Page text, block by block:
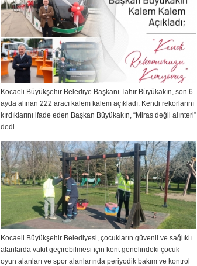
gerçekleştirdik.
Kocaeli Büyükşehir Belediye Başkanı Tahir Büyükakın, son 6
ayda alınan 222 aracı kalem kalem açıkladı. Kendi rekorlarını
kırdıklarını ifade eden Başkan Büyükakın, “Miras değil alınteri”
dedi.
Kocaeli Büyükşehir Belediyesi, çocukların güvenli ve sağlıklı
alanlarda vakit geçirebilmesi için kent genelindeki çocuk
oyun alanları ve spor alanlarında periyodik bakım ve kontrol